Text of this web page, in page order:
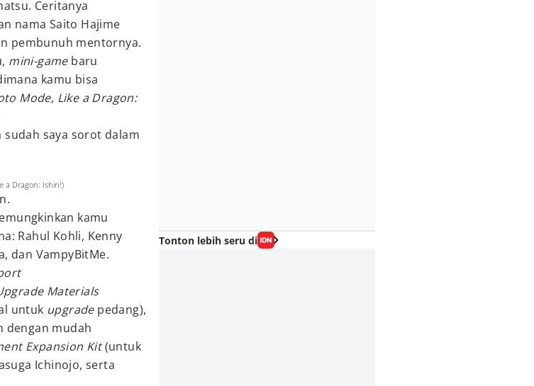
Ceritanya
nama Saito Hajime
pembunuh mentornya.
mini-game baru
kamu bisa
Mode, Like a Dragon:
sudah saya sorot dalam
a Dragon: Ishin!)
kamu
Rahul Kohli, Kenny
dan VampyBitMe.
Materials
untuk upgrade pedang),
dengan mudah
Expansion Kit(untuk
Ichinojo, serta
Tonton lebih seru di